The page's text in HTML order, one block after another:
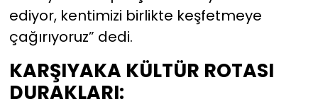
ediyor, kentimizi birlikte keşfetmeye
çağırıyoruz” dedi.
KARŞIYAKA KÜLTÜR ROTASI
DURAKLARI: